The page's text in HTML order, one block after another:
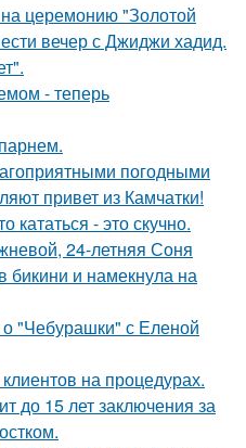
церемонию "Золотой
вечер с Джиджи хадид.
- теперь
погодными
привет из Камчатки!
кататься - это скучно.
24-летняя Соня
бикини и намекнула на
"Чебурашки" с Еленой
на процедурах.
до 15 лет заключения за